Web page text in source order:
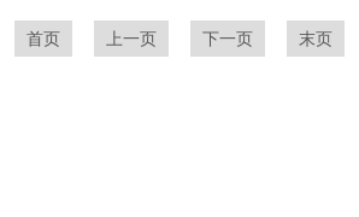
首页 上一页 下一页 末页